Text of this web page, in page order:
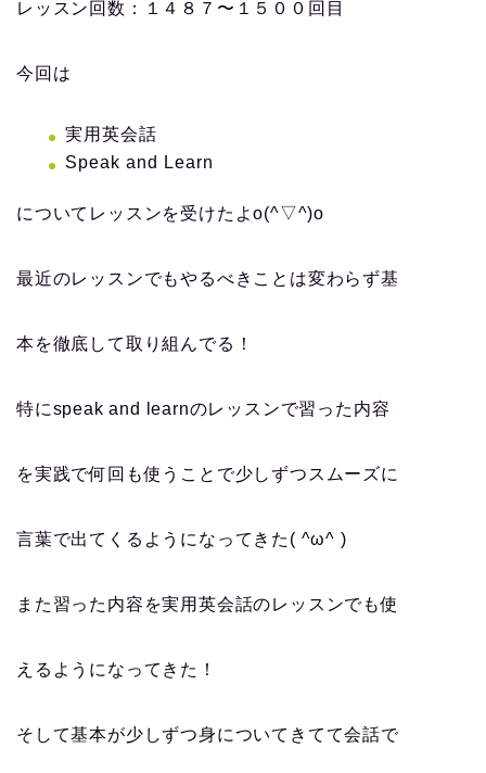
レッスン回数：１４８７〜１５００回目
今回は
実用英会話
Speak and Learn
についてレッスンを受けたよo(^▽^)o
最近のレッスンでもやるべきことは変わらず基
本を徹底して取り組んでる！
特にspeak and learnのレッスンで習った内容
を実践で何回も使うことで少しずつスムーズに
言葉で出てくるようになってきた( ^ω^ )
また習った内容を実用英会話のレッスンでも使
えるようになってきた！
そして基本が少しずつ身についてきてて会話で